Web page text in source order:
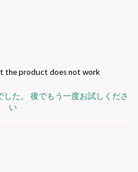
the product does not work
た。 後でもう一度お試しくださ
い